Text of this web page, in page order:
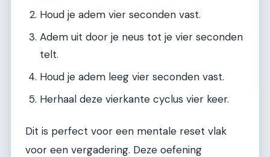
Houd je adem vier seconden vast.
Adem uit door je neus tot je vier seconden
telt.
Houd je adem leeg vier seconden vast.
Herhaal deze vierkante cyclus vier keer.
Dit is perfect voor een mentale reset vlak
voor een vergadering. Deze oefening